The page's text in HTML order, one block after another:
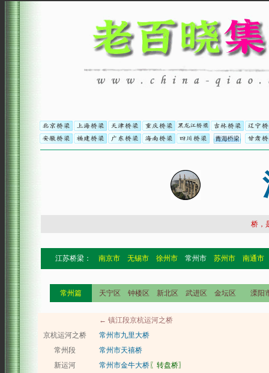
桥，
江苏桥梁： 南京市 无锡市 徐州市 常州市 苏州市 南通市
常州篇 天宁区 钟楼区 新北区 武进区 金坛区 溧阳
← 镇江段京杭运河之桥
京杭运河之桥
常州市九里大桥
常州段
常州市天禧桥
新运河
常州市金牛大桥 〖转盘桥〗